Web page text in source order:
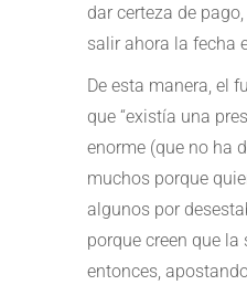
dar certeza de
salir ahora la fecha
De esta manera, el
que “existía una
enorme (que no ha
muchos porque
algunos por
porque creen que la
entonces,